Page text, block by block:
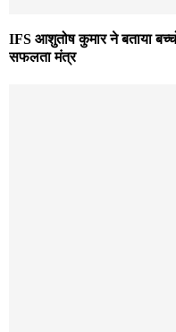
IFS आशुतोष कुमार ने बताया
सफलता मंत्र